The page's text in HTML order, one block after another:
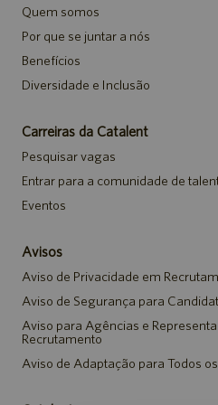
Quem somos
Por que se juntar a nós
Benefícios
Diversidade e Inclusão
Carreiras da Catalent
Pesquisar vagas
Entrar para a comunidade de
Eventos
Avisos
Aviso de Privacidade em
Aviso de Segurança para
Aviso para Agências e
Recrutamento
Aviso de Adaptação para Todos